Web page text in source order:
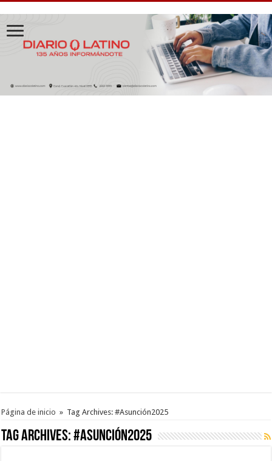
Página de inicio » Tag Archives: #Asunción2025
Tag Archives:#Asunción2025